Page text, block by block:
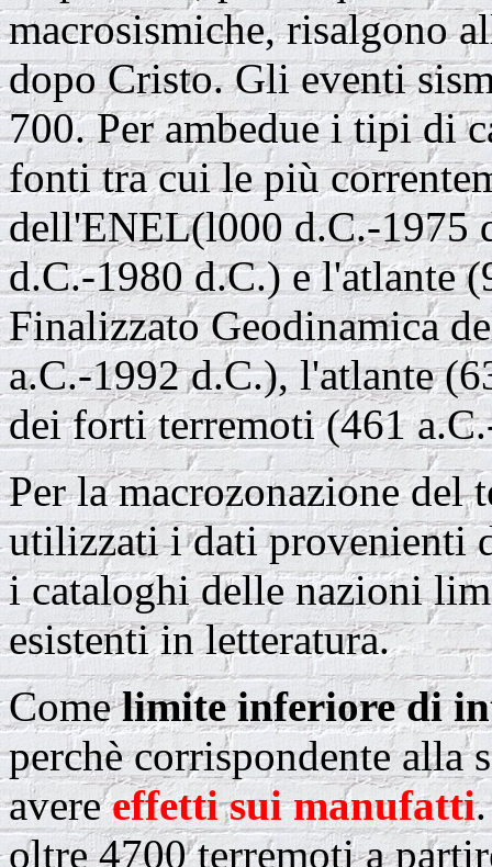
macrosismiche, risalgono
dopo Cristo. Gli eventi
700. Per ambedue i tipi di
fonti tra cui le più
dell'ENEL(l000 d.C.-1975
d.C.-1980 d.C.) e l'atlante
Finalizzato Geodinamica
a.C.-1992 d.C.), l'atlante
dei forti terremoti (461
Per la macrozonazione
utilizzati i dati provenienti
i cataloghi delle nazioni
esistenti in letteratura.
Comelimite inferiore di
perchè corrispondente alla
avereeffetti sui manufatti
oltre 4700 terremoti a